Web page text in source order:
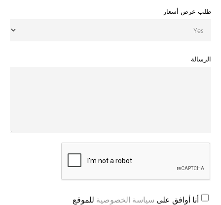
طلب عرض أسعار
الرسالة
أنا أوافق على سياسة الخصوصية للموقع